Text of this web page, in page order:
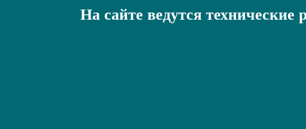
На сайте ведутся технические